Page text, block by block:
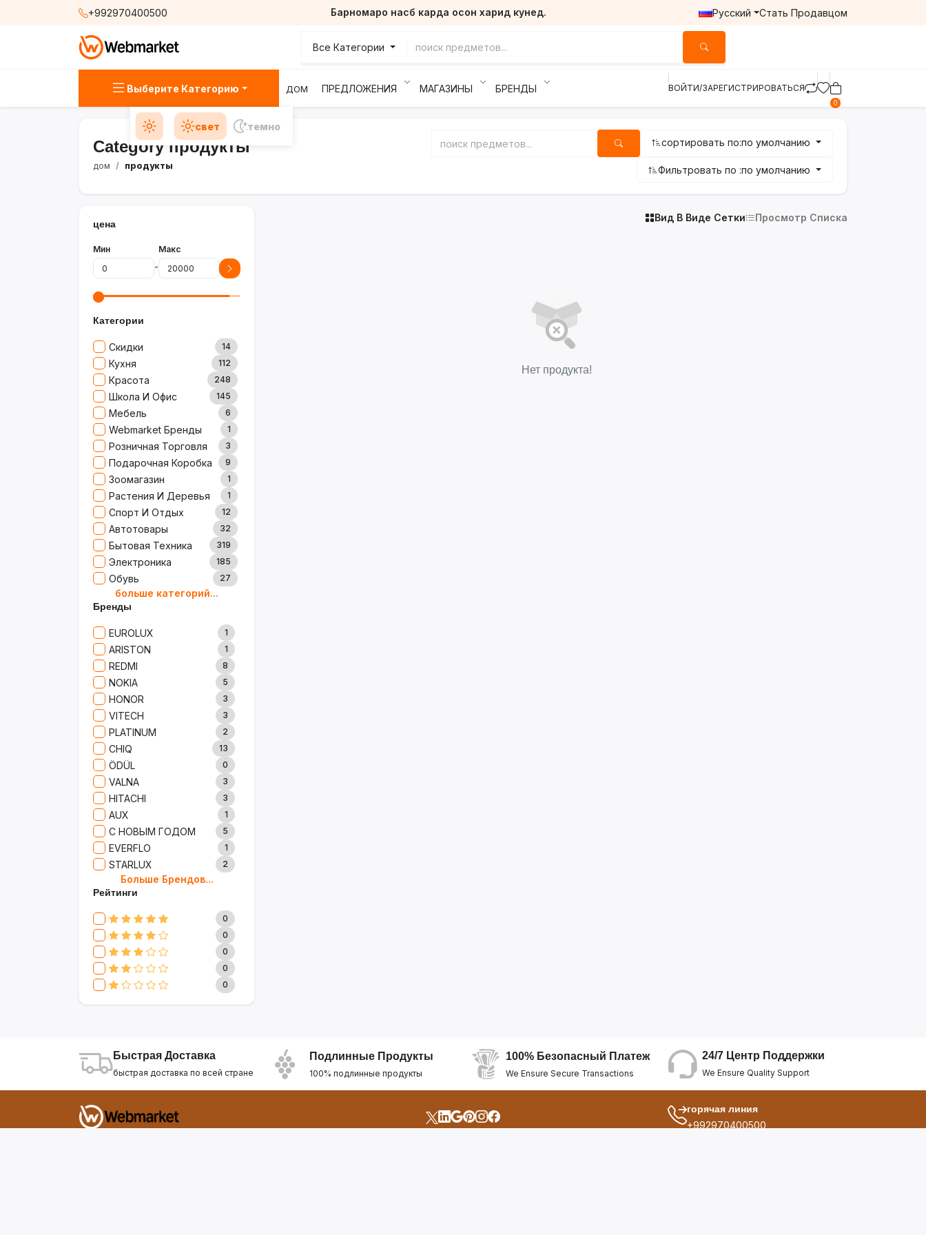
+992970400500 Барномаро насб карда осон харид кунед. Русский Стать Продавцом
Все Категории
Выберите Категорию ДОМ ПРЕДЛОЖЕНИЯ МАГАЗИНЫ БРЕНДЫ ВОЙТИ/ЗАРЕГИСТРИРОВАТЬСЯ
0
свет темно
Category продукты
дом продукты
сортировать по:по умолчанию
Фильтровать по :по умолчанию
цена
Мин
-
Макс
Категории
Скидки 14
Кухня 112
Красота 248
Школа И Офис 145
Мебель 6
Webmarket Бренды 1
Розничная Торговля 3
Подарочная Коробка 9
Зоомагазин 1
Растения И Деревья 1
Спорт И Отдых 12
Автотовары 32
Бытовая Техника 319
Электроника 185
Обувь 27
Товары Для Дома
Ювелирные Изделия
Сад И Дача 52
Аксессуары 61
Игрушки 15
Одежда 5
Сумки И Рюкзаки 27
Ремонт 13
Продукты 35
Детские Товары 72
Бытовая Химия 91
Хобби 40
больше категорий...
Бренды
EUROLUX 1
ARISTON 1
REDMI 8
NOKIA 5
HONOR 3
VITECH 3
PLATINUM 2
CHIQ 13
ÖDÜL 0
VALNA 3
HITACHI 3
AUX 1
С НОВЫМ ГОДОМ 5
EVERFLO 1
STARLUX 2
BOSCH
MARY KAY
TRICHUP 20
CLIVE & KEIRA 17
SEVAVEREK 6
DSP 0
SUPER CREST 4
2
APPLE
AOTE 7
ELEMENT
INTEX 0
Больше Брендов...
Рейтинги
0
0
0
0
0
Вид В Виде Сетки Просмотр Списка
Нет продукта!
Быстрая Доставка
быстрая доставка по всей стране
Подлинные Продукты
100% подлинные продукты
100% Безопасный Платеж
We Ensure Secure Transactions
24/7 Центр Поддержки
We Ensure Quality Support
горячая линия
+992970400500